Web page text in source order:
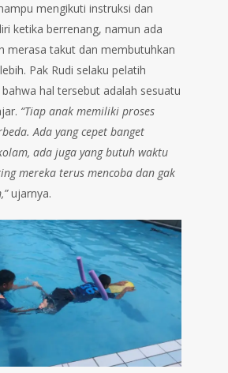
mengikuti instruksi dan
ketika berrenang, namun ada
merasa takut dan membutuhkan
Pak Rudi selaku pelatih
hal tersebut adalah sesuatu
“Tiap anak memiliki proses
Ada yang cepet banget
ada juga yang butuh waktu
mereka terus mencoba dan gak
ujarnya.